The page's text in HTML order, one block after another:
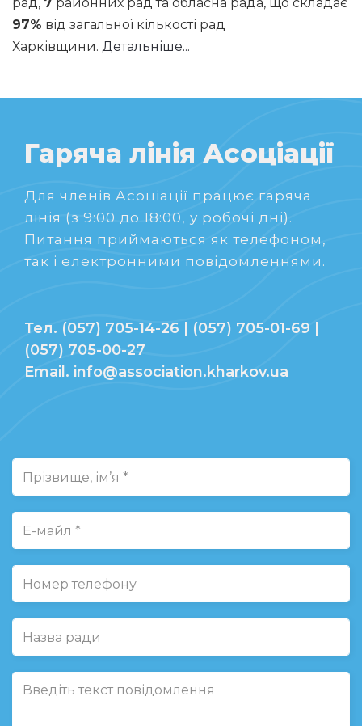
рад, 7 районних рад та обласна рада, що складає
97% від загальної кількості рад
Харківщини. Детальніше...
Гаряча лінія Асоціації
Для членів Асоціації працює гаряча
лінія (з 9:00 до 18:00, у робочі дні).
Питання приймаються як телефоном,
так і електронними повідомленнями.
Тел. (057) 705-14-26 | (057) 705-01-69 |
(057) 705-00-27
Email. info@association.kharkov.ua